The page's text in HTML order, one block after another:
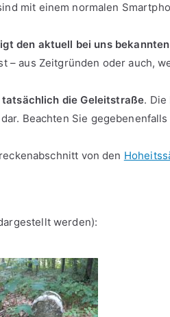
mit einem normalen
den aktuell bei uns
– aus Zeitgründen oder auch,
die Geleitstraße.
Beachten Sie
von den
werden):